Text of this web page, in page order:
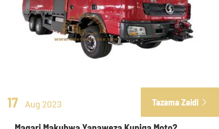
17 Aug 2023 Tazama Zaidi 